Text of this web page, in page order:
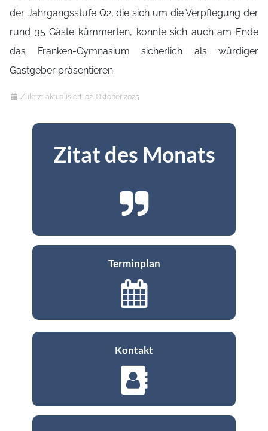
der Jahrgangsstufe Q2, die sich um die Verpflegung der
rund 35 Gäste kümmerten, konnte sich auch am Ende
das Franken-Gymnasium sicherlich als würdiger
Gastgeber präsentieren.
Details
Zuletzt aktualisiert: 02. Oktober 2025
Zitat des Monats
Terminplan
Kontakt